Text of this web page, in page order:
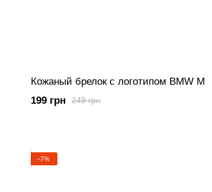
Кожаный брелок с логотипом BMW M
249 грн
199 грн
−7%